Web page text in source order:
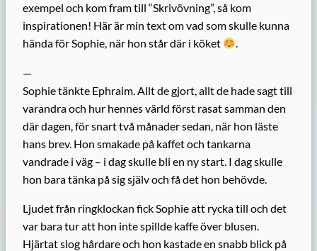
exempel och kom fram till “Skrivövning”, så kom
inspirationen! Här är min text om vad som skulle kunna
hända för Sophie, när hon står där i köket
.
—
Sophie tänkte Ephraim. Allt de gjort, allt de hade sagt till
varandra och hur hennes värld först rasat samman den
där dagen, för snart två månader sedan, när hon läste
hans brev. Hon smakade på kaffet och tankarna
vandrade i väg – i dag skulle bli en ny start. I dag skulle
hon bara tänka på sig själv och få det hon behövde.
Ljudet från ringklockan fick Sophie att rycka till och det
var bara tur att hon inte spillde kaffe över blusen.
Hjärtat slog hårdare och hon kastade en snabb blick på